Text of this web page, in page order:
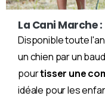
La Cani Marche :
Disponible toute
un chien par un
pourtisser une
idéale pour les